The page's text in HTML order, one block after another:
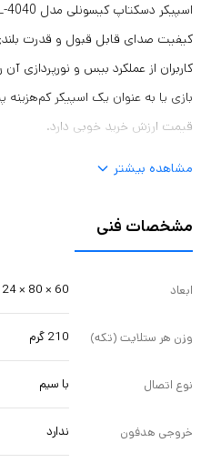
کیفیت صدای قابل قبول و قدرت
کاربران از عملکرد بیس و نورپردازی
بازی یا به عنوان یک اسپیکر
قیمت ارزش خرید خوبی دارد.
مشاهده بیشتر
مشخصات فنی
ابعاد 60 × 80 × 124
وزن هر ستلایت (تکه) 210 گرم
نوع اتصال با سیم
خروجی هدفون ندارد